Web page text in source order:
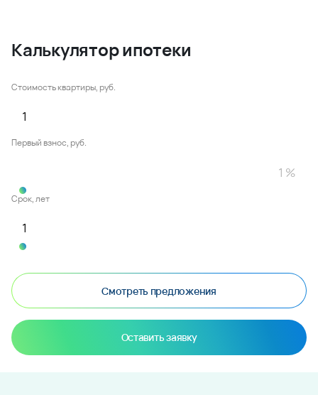
Калькулятор ипотеки
Стоимость квартиры, руб.
Первый взнос, руб.
Срок, лет
Смотреть предложения
Оставить заявку